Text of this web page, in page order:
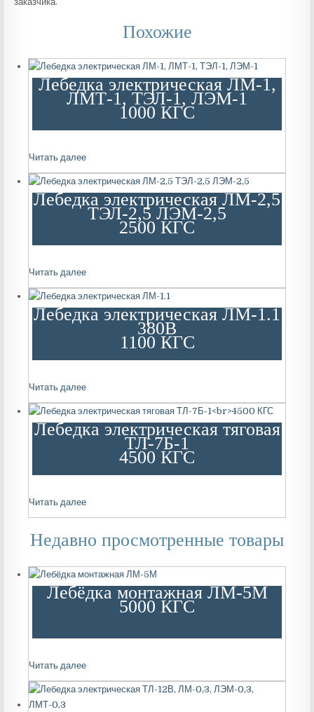
Похожие
Лебедка электрическая ЛМ-1,
ЛМТ-1, ТЭЛ-1, ЛЭМ-1
1000 КГС
Читать далее
Лебедка электрическая ЛМ-2,5
ТЭЛ-2,5 ЛЭМ-2,5
2500 КГС
Читать далее
Лебедка электрическая ЛМ-1.1
380В
1100 КГС
Читать далее
Лебедка электрическая тяговая
ТЛ-7Б-1
4500 КГС
Читать далее
Недавно просмотренные товары
Лебёдка монтажная ЛМ-5М
5000 КГС
Читать далее